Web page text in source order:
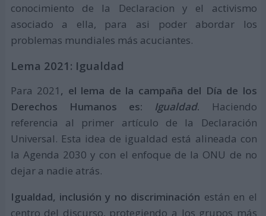
conocimiento de la Declaracion y el activismo
asociado a ella, para asi poder abordar los
problemas mundiales más acuciantes.
Lema 2021: Igualdad
Para 2021 , el lema de la campaña del Día de los
Derechos Humanos es: Igualdad. Haciendo
referencia al primer artículo de la Declaración
Universal. Esta idea de igualdad está alineada con
la Agenda 2030 y con el enfoque de la ONU de no
dejar a nadie atrás.
Igualdad, inclusión y no discriminación están en el
centro del discurso, protegiendo a los grupos más